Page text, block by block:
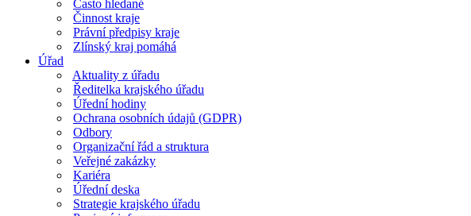
Často hledané
Činnost kraje
Právní předpisy kraje
Zlínský kraj pomáhá
Úřad
Aktuality z úřadu
Ředitelka krajského úřadu
Úřední hodiny
Ochrana osobních údajů (GDPR)
Odbory
Organizační řád a struktura
Veřejné zakázky
Kariéra
Úřední deska
Strategie krajského úřadu